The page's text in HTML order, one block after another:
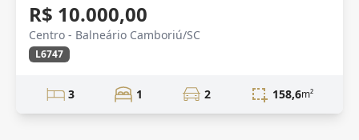
R$ 10.000,00
Centro - Balneário Camboriú/SC
L6747
3 1 2 158,6m²